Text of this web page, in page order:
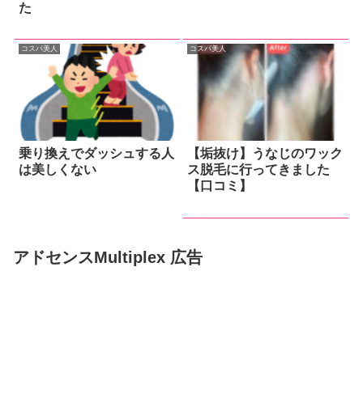
た
コスパ美人
乗り換えでダッシュする人
は美しくない
コスパ美人
【垢抜け】うなじのワック
ス脱毛に行ってきました
【口コミ】
アドセンスMultiplex 広告